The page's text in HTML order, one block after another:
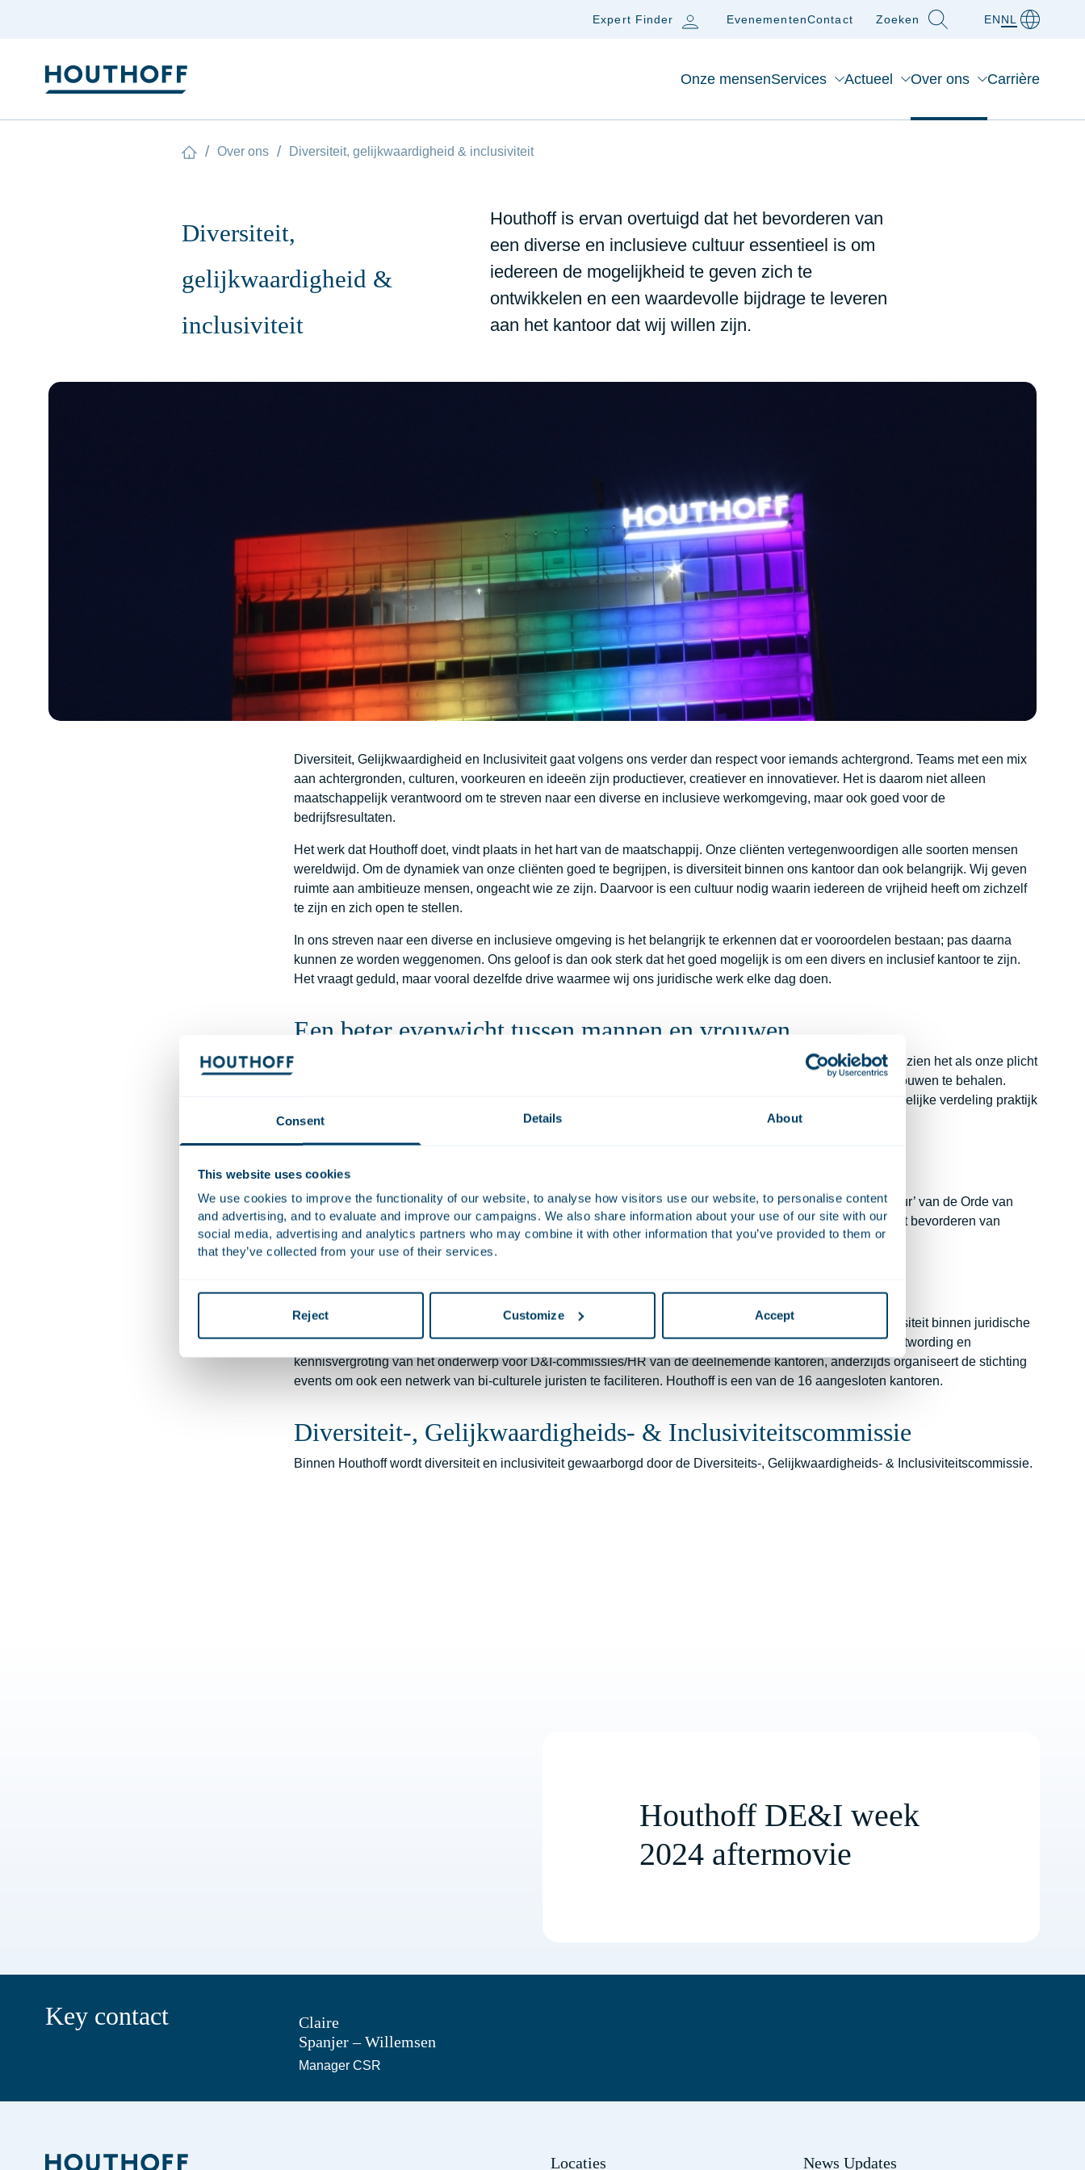
Consent Details About
This website uses cookies
We use cookies to improve the functionality of our website, to analyse how visitors use our website, to personalise content
and advertising, and to evaluate and improve our campaigns. We also share information about your use of our site with our
social media, advertising and analytics partners who may combine it with other information that you’ve provided to them or
that they’ve collected from your use of their services.
Reject Customize Accept
Expert Finder EvenementenContact Zoeken ENNL
Onze mensenServices Actueel Over ons Carrière
/ Over ons / Diversiteit, gelijkwaardigheid & inclusiviteit
Diversiteit,
gelijkwaardigheid &
inclusiviteit
Houthoff is ervan overtuigd dat het bevorderen van
een diverse en inclusieve cultuur essentieel is om
iedereen de mogelijkheid te geven zich te
ontwikkelen en een waardevolle bijdrage te leveren
aan het kantoor dat wij willen zijn.
Diversiteit, Gelijkwaardigheid en Inclusiviteit gaat volgens ons verder dan respect voor iemands achtergrond. Teams met een mix
aan achtergronden, culturen, voorkeuren en ideeën zijn productiever, creatiever en innovatiever. Het is daarom niet alleen
maatschappelijk verantwoord om te streven naar een diverse en inclusieve werkomgeving, maar ook goed voor de
bedrijfsresultaten.
Het werk dat Houthoff doet, vindt plaats in het hart van de maatschappij. Onze cliënten vertegenwoordigen alle soorten mensen
wereldwijd. Om de dynamiek van onze cliënten goed te begrijpen, is diversiteit binnen ons kantoor dan ook belangrijk. Wij geven
ruimte aan ambitieuze mensen, ongeacht wie ze zijn. Daarvoor is een cultuur nodig waarin iedereen de vrijheid heeft om zichzelf
te zijn en zich open te stellen.
In ons streven naar een diverse en inclusieve omgeving is het belangrijk te erkennen dat er vooroordelen bestaan; pas daarna
kunnen ze worden weggenomen. Ons geloof is dan ook sterk dat het goed mogelijk is om een divers en inclusief kantoor te zijn.
Het vraagt geduld, maar vooral dezelfde drive waarmee wij ons juridische werk elke dag doen.
Een beter evenwicht tussen mannen en vrouwen
Op dit moment is de helft van de starters bij Houthoff vrouw. Onder de partnergroep is 30 procent vrouw. Wij zien het als onze plicht
om af te rekenen met oude gewoonten en ook op partnerniveau een gelijke verdeling tussen mannen en vrouwen te behalen.
Gezien de samenstelling onder onze medewerkers, hebben wij alles in huis om ervoor te zorgen dat deze gelijke verdeling praktijk
wordt.
Samenwerking Stichting Forward
Houthoff was het eerste advocatenkantoor van Nederland dat de verklaring ‘Diversiteit binnen de advocatuur’ van de Orde van
Advocaten heeft ondertekend. Wij zijn een van de oprichters vanstichting FORWARD , dat als doel heeft het bevorderen van
acceptatie van de LHBT-gemeenschap binnen de Nederlandse juridische beroepsgroep.
Samenwerking Stichting Lequal
In 2023 is stichting Lequal opgericht. Het doel van deze stichting is om de culturele en intersectionele diversiteit binnen juridische
beroepsgroepen in Nederland te bevorderen. Er worden diverse events georganiseerd: enerzijds ter bewustwording en
kennisvergroting van het onderwerp voor D&I-commissies/HR van de deelnemende kantoren, anderzijds organiseert de stichting
events om ook een netwerk van bi-culturele juristen te faciliteren. Houthoff is een van de 16 aangesloten kantoren.
Diversiteit-, Gelijkwaardigheids- & Inclusiviteitscommissie
Binnen Houthoff wordt diversiteit en inclusiviteit gewaarborgd door de Diversiteits-, Gelijkwaardigheids- & Inclusiviteitscommissie.
Houthoff DE&I week
2024 aftermovie
Key contact
Claire
Spanjer – Willemsen
Manager CSR
Locaties News Updates